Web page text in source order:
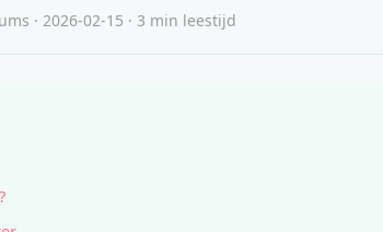
· 2026-02-15 · 3 min leestijd